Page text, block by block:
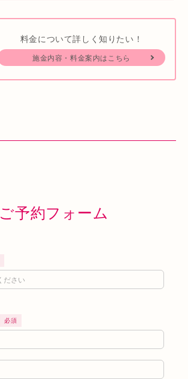
料金について詳しく知りたい！
施金内容・料金案内はこちら
ご予約フォーム
必須